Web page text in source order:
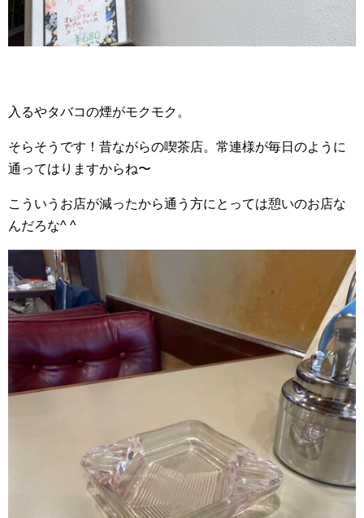
入るやタバコの煙がモクモク。
そらそうです！昔ながらの喫茶店。常連様が毎日のように
通ってはりますからね〜
こういうお店が減ったから通う方にとっては憩いのお店な
んだろな^ ^